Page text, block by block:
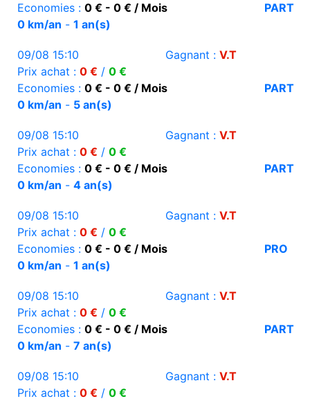
Economies : 0 € - 0 € / Mois
PART
0 km/an - 1 an(s)
09/08 15:10 Gagnant : V.T
Prix achat : 0 € / 0 €
Economies : 0 € - 0 € / Mois
PART
0 km/an - 5 an(s)
09/08 15:10 Gagnant : V.T
Prix achat : 0 € / 0 €
Economies : 0 € - 0 € / Mois
PART
0 km/an - 4 an(s)
09/08 15:10 Gagnant : V.T
Prix achat : 0 € / 0 €
Economies : 0 € - 0 € / Mois
PRO
0 km/an - 1 an(s)
09/08 15:10 Gagnant : V.T
Prix achat : 0 € / 0 €
Economies : 0 € - 0 € / Mois
PART
0 km/an - 7 an(s)
09/08 15:10 Gagnant : V.T
Prix achat : 0 € / 0 €